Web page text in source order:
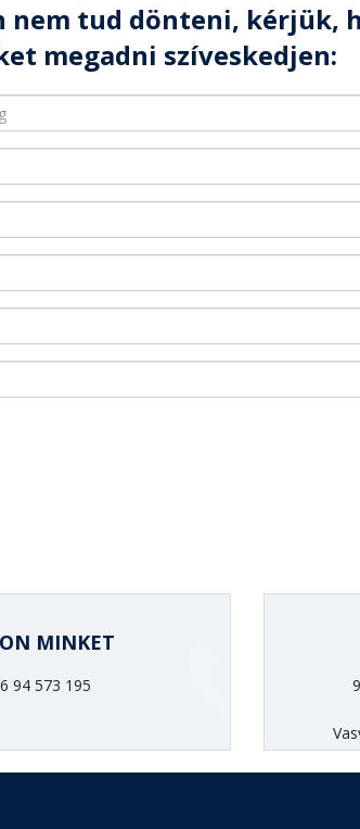
nem tud dönteni, kérjük,
megadni szíveskedjen:
MINKET
94 573 195